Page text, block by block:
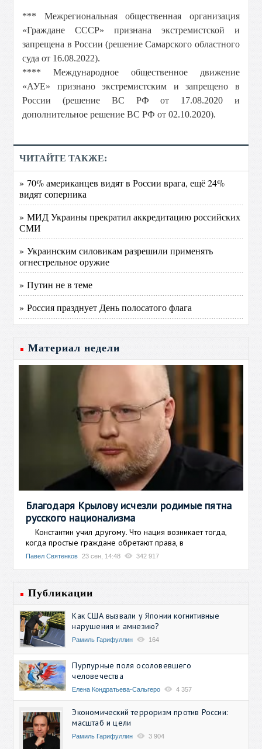
*** Межрегиональная общественная организация
«Граждане СССР» признана экстремистской и
запрещена в России (решение Самарского областного
суда от 16.08.2022).
**** Международное общественное движение
«АУЕ» признано экстремистским и запрещено в
России (решение ВС РФ от 17.08.2020 и
дополнительное решение ВС РФ от 02.10.2020).
ЧИТАЙТЕ ТАКЖЕ:
» 70% американцев видят в России врага, ещё 24%
видят соперника
» МИД Украины прекратил аккредитацию российских
СМИ
» Украинским силовикам разрешили применять
огнестрельное оружие
» Путин не в теме
» Россия празднует День полосатого флага
Материал недели
Благодаря Крылову исчезли родимые пятна
русского национализма
Константин учил другому. Что нация возникает тогда,
когда простые граждане обретают права, в
Павел Святенков 23 сен, 14:48 342 917
Публикации
Как США вызвали у Японии когнитивные
нарушения и амнезию?
Рамиль Гарифуллин 164
Пурпурные поля осоловевшего
человечества
Елена Кондратьева-Сальгеро 4 357
Экономический терроризм против России:
масштаб и цели
Рамиль Гарифуллин 3 904